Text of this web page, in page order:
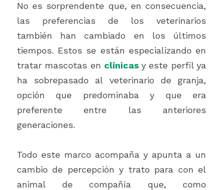
No es sorprendente que, en consecuencia,
las preferencias de los veterinarios
también han cambiado en los últimos
tiempos. Estos se están especializando en
tratar mascotas en clínicas y este perfil ya
ha sobrepasado al veterinario de granja,
opción que predominaba y que era
preferente entre las anteriores
generaciones.
Todo este marco acompaña y apunta a un
cambio de percepción y trato para con el
animal de compañía que, como